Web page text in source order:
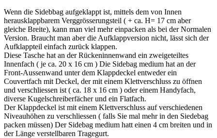
Wenn die Sidebbag aufgeklappt ist, mittels dem von Innen
herausklappbarem Verggrösserungsteil ( + ca. H= 17 cm aber
gleiche Breite), kann man viel mehr einpacken als bei der Normalen
Version. Braucht man aber die Aufklappversion nicht, lässt sich der
Aufklappteil einfach zurück klappen.
Diese Tasche hat an der Rückeninnenwand ein zweigeteiltes
Innenfach ( je ca. 20 x 16 cm ) Die Sidebag medium hat an der
Front-Aussenwand unter dem Klappdeckel entweder ein
Couvertfach mit Deckel, der mit einem Klettverschluss zu öffnen
und verschliessen ist ( ca. 18 x 16 cm ) oder einem Handyfach,
diverse Kugelschreiberfächer und ein Flatfach.
Der Klappdeckel ist mit einem Klettverschluss auf verschiedenen
Niveauhöhen zu verschliessen ( falls Sie mal mehr in den Siedebag
packen müssen) Der Sidebag medium hatt einen 4 cm breiten und in
der Länge verstellbaren Tragegurt.